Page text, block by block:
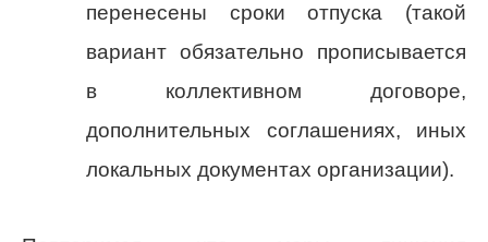
перенесены сроки отпуска (такой
вариант обязательно прописывается
в коллективном договоре,
дополнительных соглашениях, иных
локальных документах организации).